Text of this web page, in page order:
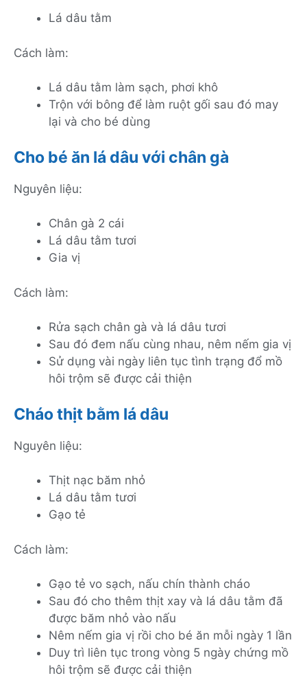
Lá dâu tằm
Cách làm:
Lá dâu tằm làm sạch, phơi khô
Trộn với bông để làm ruột gối sau đó may
lại và cho bé dùng
Cho bé ăn lá dâu với chân gà
Nguyên liệu:
Chân gà 2 cái
Lá dâu tằm tươi
Gia vị
Cách làm:
Rửa sạch chân gà và lá dâu tươi
Sau đó đem nấu cùng nhau, nêm nếm gia vị
Sử dụng vài ngày liên tục tình trạng đổ mồ
hôi trộm sẽ được cải thiện
Cháo thịt bằm lá dâu
Nguyên liệu:
Thịt nạc băm nhỏ
Lá dâu tằm tươi
Gạo tẻ
Cách làm:
Gạo tẻ vo sạch, nấu chín thành cháo
Sau đó cho thêm thịt xay và lá dâu tằm đã
được băm nhỏ vào nấu
Nêm nếm gia vị rồi cho bé ăn mỗi ngày 1 lần
Duy trì liên tục trong vòng 5 ngày chứng mồ
hôi trộm sẽ được cải thiện